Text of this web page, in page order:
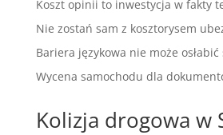
Koszt opinii to inwestycja w fakty
Nie zostań sam z kosztorysem
Bariera językowa nie może osłabić
Wycena samochodu dla
Kolizja drogowa w